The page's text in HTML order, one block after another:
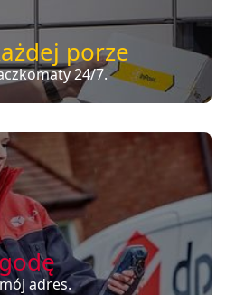
porze
24/7.
adres.